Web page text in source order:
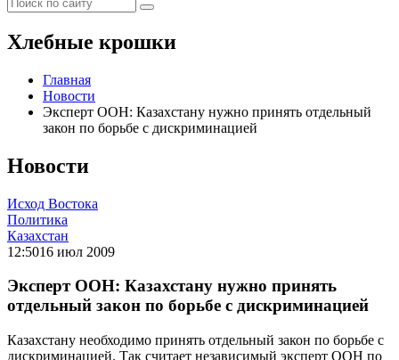
Хлебные крошки
Главная
Новости
Эксперт ООН: Казахстану нужно принять отдельный
закон по борьбе с дискриминацией
Новости
Исход Востока
Политика
Казахстан
12:5016 июл 2009
Эксперт ООН: Казахстану нужно принять
отдельный закон по борьбе с дискриминацией
Казахстану необходимо принять отдельный закон по борьбе с
дискриминацией. Так считает независимый эксперт ООН по